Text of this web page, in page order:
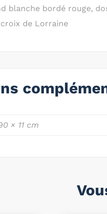
blanche bordé rouge,
de Lorraine
× 11 cm